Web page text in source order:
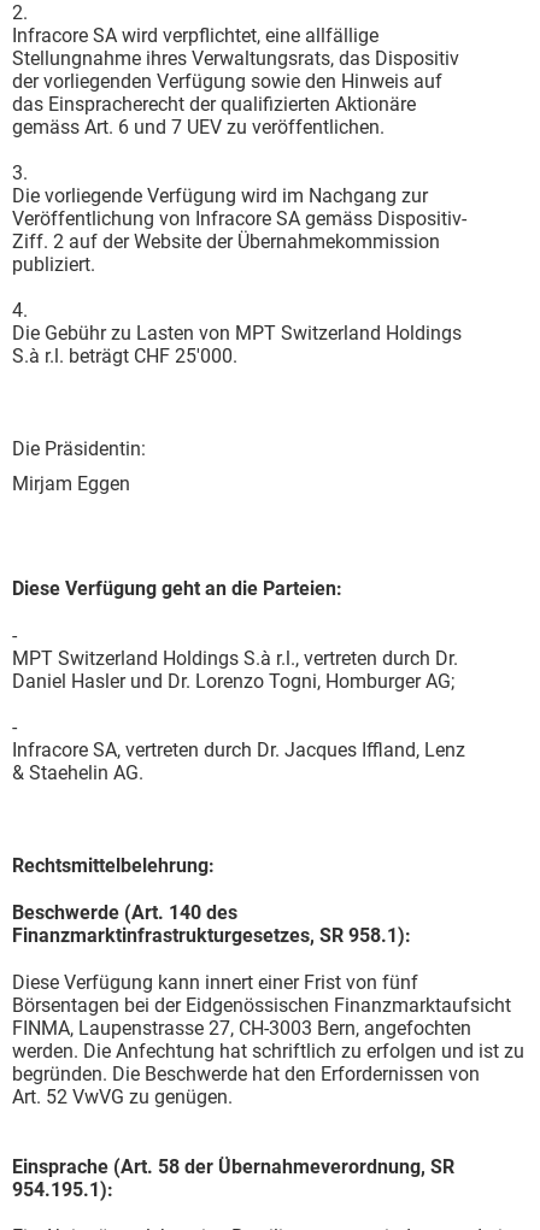
2.
Infracore SA wird verpflichtet, eine allfällige
Stellungnahme ihres Verwaltungsrats, das Dispositiv
der vorliegenden Verfügung sowie den Hinweis auf
das Einspracherecht der qualifizierten Aktionäre
gemäss Art. 6 und 7 UEV zu veröffentlichen.
3.
Die vorliegende Verfügung wird im Nachgang zur
Veröffentlichung von Infracore SA gemäss Dispositiv-
Ziff. 2 auf der Website der Übernahmekommission
publiziert.
4.
Die Gebühr zu Lasten von MPT Switzerland Holdings
S.à r.l. beträgt CHF 25'000.
Die Präsidentin:
Mirjam Eggen
Diese Verfügung geht an die Parteien:
-
MPT Switzerland Holdings S.à r.l., vertreten durch Dr.
Daniel Hasler und Dr. Lorenzo Togni, Homburger AG;
-
Infracore SA, vertreten durch Dr. Jacques Iffland, Lenz
& Staehelin AG.
Rechtsmittelbelehrung:
Beschwerde (Art. 140 des
Finanzmarktinfrastrukturgesetzes, SR 958.1):
Diese Verfügung kann innert einer Frist von fünf
Börsentagen bei der Eidgenössischen Finanzmarktaufsicht
FINMA, Laupenstrasse 27, CH-3003 Bern, angefochten
werden. Die Anfechtung hat schriftlich zu erfolgen und ist zu
begründen. Die Beschwerde hat den Erfordernissen von
Art. 52 VwVG zu genügen.
Einsprache (Art. 58 der Übernahmeverordnung, SR
954.195.1):